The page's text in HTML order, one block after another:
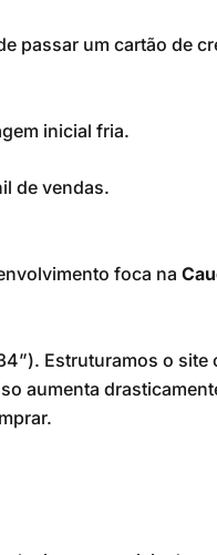
passar um cartão de
inicial fria.
de vendas.
foca na
Estruturamos o site
aumenta